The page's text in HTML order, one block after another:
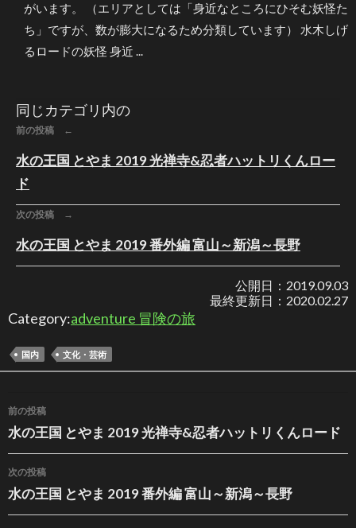
がいます。 （エリアとしては「身近なところにひそむ妖怪た
ち」ですが、数が膨大になるため分類しています） 水木しげ
るロードの妖怪 身近 ...
同じカテゴリ内の
前の投稿 ←
水の王国 とやま 2019 光禅寺&忍者ハットリくんロー
ド
次の投稿 →
水の王国 とやま 2019 番外編 富山～新潟～長野
公開日： 2019.09.03
最終更新日： 2020.02.27
Category:adventure 冒険の旅
国内 文化・芸術
投稿ナビゲーション
前の投稿
水の王国 とやま 2019 光禅寺&忍者ハットリくんロード
次の投稿
水の王国 とやま 2019 番外編 富山～新潟～長野